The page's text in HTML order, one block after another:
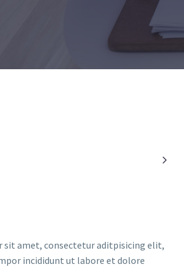

sit amet, consectetur aditpisicing elit,
incididunt ut labore et dolore